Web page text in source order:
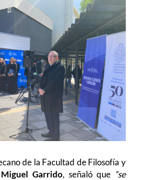
de la Facultad de Filosofía y
Miguel Garrido, señaló que “se